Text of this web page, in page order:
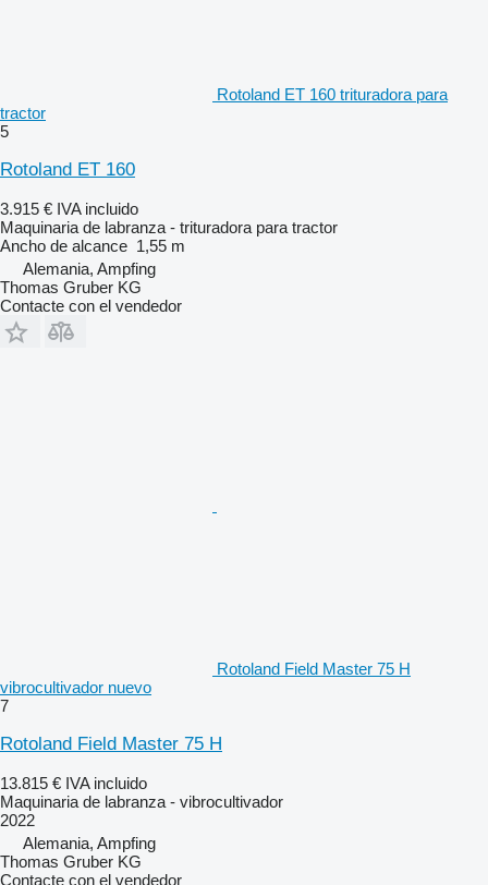
Rotoland ET 160 trituradora para
tractor
5
Rotoland ET 160
3.915 € IVA incluido
Maquinaria de labranza - trituradora para tractor
Ancho de alcance 1,55 m
Alemania, Ampfing
Thomas Gruber KG
Contacte con el vendedor
Rotoland Field Master 75 H
vibrocultivador nuevo
7
Rotoland Field Master 75 H
13.815 € IVA incluido
Maquinaria de labranza - vibrocultivador
2022
Alemania, Ampfing
Thomas Gruber KG
Contacte con el vendedor